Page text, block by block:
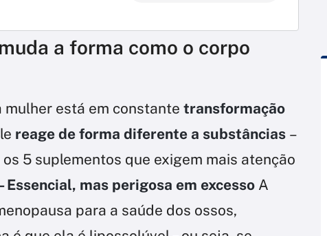
a forma como o corpo
mulher está em constante transformação
reage de forma diferente a substâncias –
5 suplementos que exigem mais atenção
Essencial, mas perigosa em excesso A
para a saúde dos ossos,